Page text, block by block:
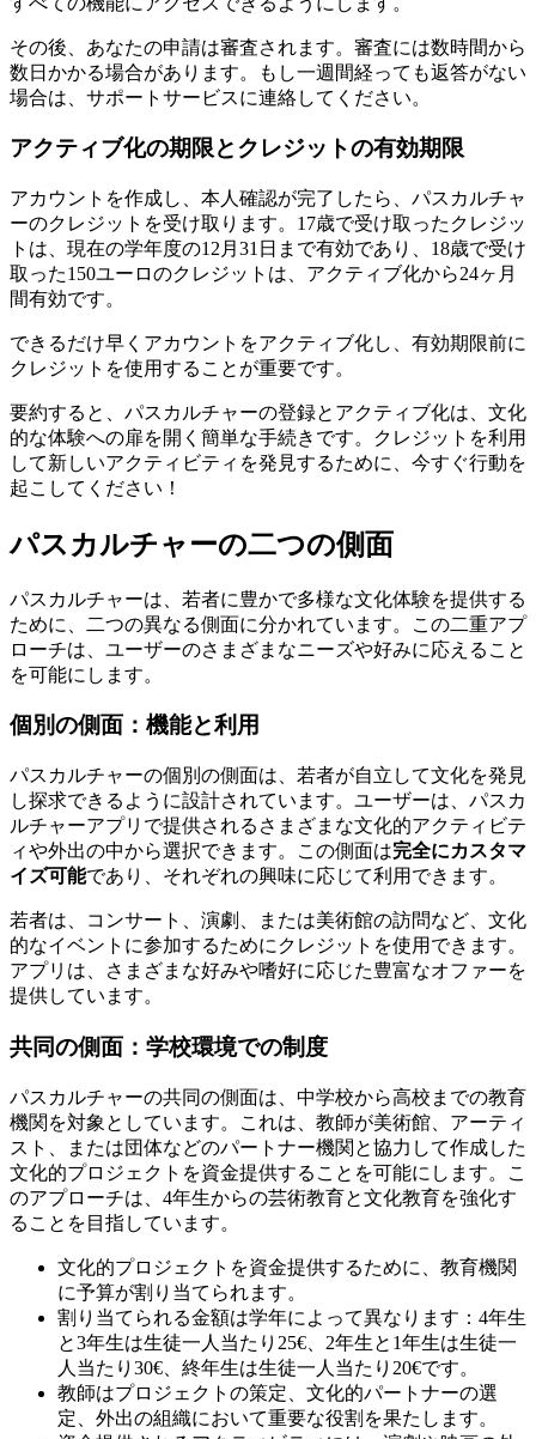
その後、あなたの申請は審査されます。審査には数時間から
数日かかる場合があります。もし一週間経っても返答がない
場合は、サポートサービスに連絡してください。
アクティブ化の期限とクレジットの有効期限
アカウントを作成し、本人確認が完了したら、パスカルチャ
ーのクレジットを受け取ります。17歳で受け取ったクレジッ
トは、現在の学年度の12月31日まで有効であり、18歳で受け
取った150ユーロのクレジットは、アクティブ化から24ヶ月
間有効です。
できるだけ早くアカウントをアクティブ化し、有効期限前に
クレジットを使用することが重要です。
要約すると、パスカルチャーの登録とアクティブ化は、文化
的な体験への扉を開く簡単な手続きです。クレジットを利用
して新しいアクティビティを発見するために、今すぐ行動を
起こしてください！
パスカルチャーの二つの側面
パスカルチャーは、若者に豊かで多様な文化体験を提供する
ために、二つの異なる側面に分かれています。この二重アプ
ローチは、ユーザーのさまざまなニーズや好みに応えること
を可能にします。
個別の側面：機能と利用
パスカルチャーの個別の側面は、若者が自立して文化を発見
し探求できるように設計されています。ユーザーは、パスカ
ルチャーアプリで提供されるさまざまな文化的アクティビテ
ィや外出の中から選択できます。この側面は完全にカスタマ
イズ可能であり、それぞれの興味に応じて利用できます。
若者は、コンサート、演劇、または美術館の訪問など、文化
的なイベントに参加するためにクレジットを使用できます。
アプリは、さまざまな好みや嗜好に応じた豊富なオファーを
提供しています。
共同の側面：学校環境での制度
パスカルチャーの共同の側面は、中学校から高校までの教育
機関を対象としています。これは、教師が美術館、アーティ
スト、または団体などのパートナー機関と協力して作成した
文化的プロジェクトを資金提供することを可能にします。こ
のアプローチは、4年生からの芸術教育と文化教育を強化す
ることを目指しています。
文化的プロジェクトを資金提供するために、教育機関
に予算が割り当てられます。
割り当てられる金額は学年によって異なります：4年生
と3年生は生徒一人当たり25€、2年生と1年生は生徒一
人当たり30€、終年生は生徒一人当たり20€です。
教師はプロジェクトの策定、文化的パートナーの選
定、外出の組織において重要な役割を果たします。